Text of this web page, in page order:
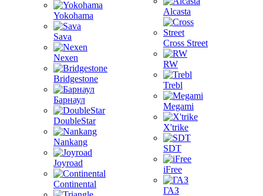
Yokohama
Sava
Nexen
Bridgestone
Барнаул
DoubleStar
Nankang
Joyroad
Continental
Alcasta
Cross Street
RW
Trebl
Megami
X'trike
SDT
iFree
ГАЗ